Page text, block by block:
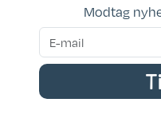
Modtag